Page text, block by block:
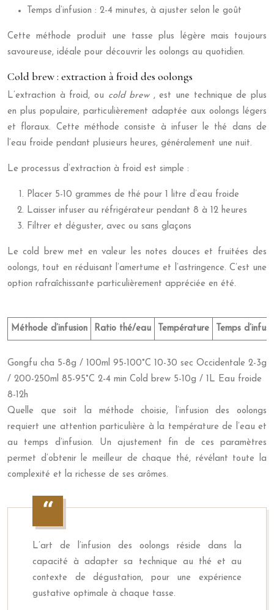
Temps d’infusion : 2-4 minutes, à ajuster selon le goût
Cette méthode produit une tasse plus légère mais toujours
savoureuse, idéale pour découvrir les oolongs au quotidien.
Cold brew : extraction à froid des oolongs
L’extraction à froid, ou cold brew , est une technique de plus
en plus populaire, particulièrement adaptée aux oolongs légers
et floraux. Cette méthode consiste à infuser le thé dans de
l’eau froide pendant plusieurs heures, généralement une nuit.
Le processus d’extraction à froid est simple :
Placer 5-10 grammes de thé pour 1 litre d’eau froide
Laisser infuser au réfrigérateur pendant 8 à 12 heures
Filtrer et déguster, avec ou sans glaçons
Le cold brew met en valeur les notes douces et fruitées des
oolongs, tout en réduisant l’amertume et l’astringence. C’est une
option rafraîchissante particulièrement appréciée en été.
Méthode d’infusion Ratio thé/eau Température Temps
Gongfu cha 5-8g / 100ml 95-100°C 10-30 sec Occidentale 2-3g
/ 200-250ml 85-95°C 2-4 min Cold brew 5-10g / 1L Eau froide
8-12h
Quelle que soit la méthode choisie, l’infusion des oolongs
requiert une attention particulière à la température de l’eau et
au temps d’infusion. Un ajustement fin de ces paramètres
permet d’obtenir le meilleur de chaque thé, révélant toute la
complexité et la richesse de ses arômes.
L’art de l’infusion des oolongs réside dans la
capacité à adapter sa technique au thé et au
contexte de dégustation, pour une expérience
gustative optimale à chaque tasse.